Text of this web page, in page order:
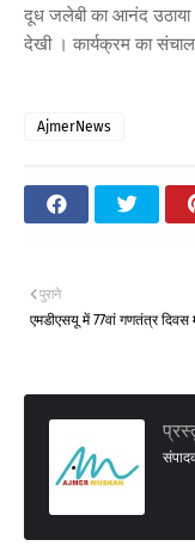
दूध जलेबी का आनंद
देखी । कार्यक्रम का
AjmerNews
पुराने
एमडीएसयू में 77वां गणतंत्र दिवस